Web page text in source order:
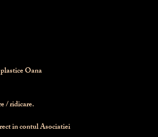
Oana
/ ridicare.
in contul Asociatiei